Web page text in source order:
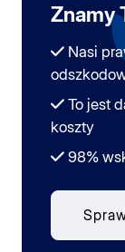
Znamy
Nasi
To jest
koszty
98%